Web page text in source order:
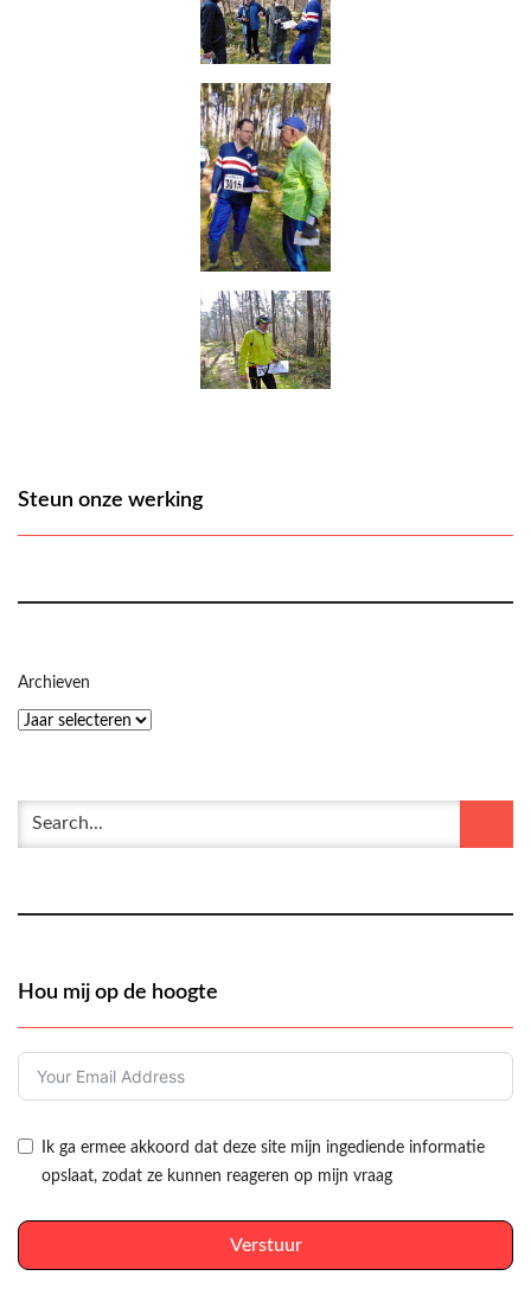
Steun onze werking
Archieven
Hou mij op de hoogte
Ik ga ermee akkoord dat deze site mijn ingediende informatie
opslaat, zodat ze kunnen reageren op mijn vraag
Verstuur